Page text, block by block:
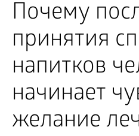
Почему
принятия
напитков
начинает
желание